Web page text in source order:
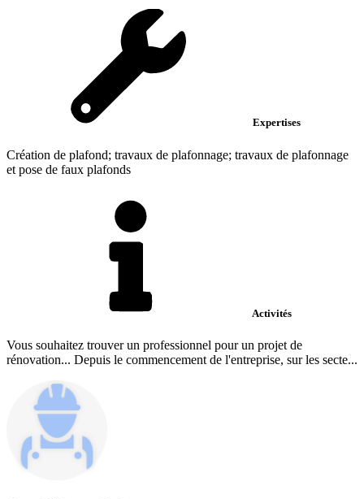
Expertises
Création de plafond; travaux de plafonnage; travaux de plafonnage
et pose de faux plafonds
Activités
Vous souhaitez trouver un professionnel pour un projet de
rénovation... Depuis le commencement de l'entreprise, sur les secte...